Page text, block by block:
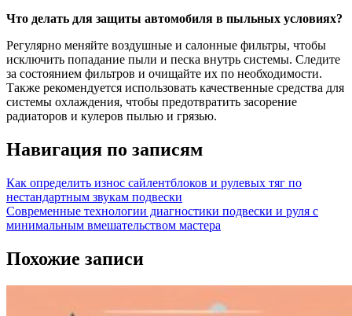
Что делать для защиты автомобиля в пыльных условиях?
Регулярно меняйте воздушные и салонные фильтры, чтобы
исключить попадание пыли и песка внутрь системы. Следите
за состоянием фильтров и очищайте их по необходимости.
Также рекомендуется использовать качественные средства для
системы охлаждения, чтобы предотвратить засорение
радиаторов и кулеров пылью и грязью.
Навигация по записям
Как определить износ сайлентблоков и рулевых тяг по
нестандартным звукам подвески
Современные технологии диагностики подвески и руля с
минимальным вмешательством мастера
Похожие записи